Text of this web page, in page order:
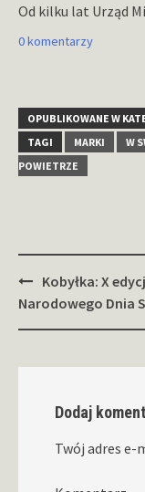
Od kilku lat Urząd
0 komentarzy
OPUBLIKOWANE W
TAGI
MARKI W
POWIETRZE
Zobacz
wpisy
Kobyłka: X
Narodowego Dnia
Dodaj
Twój adres e-